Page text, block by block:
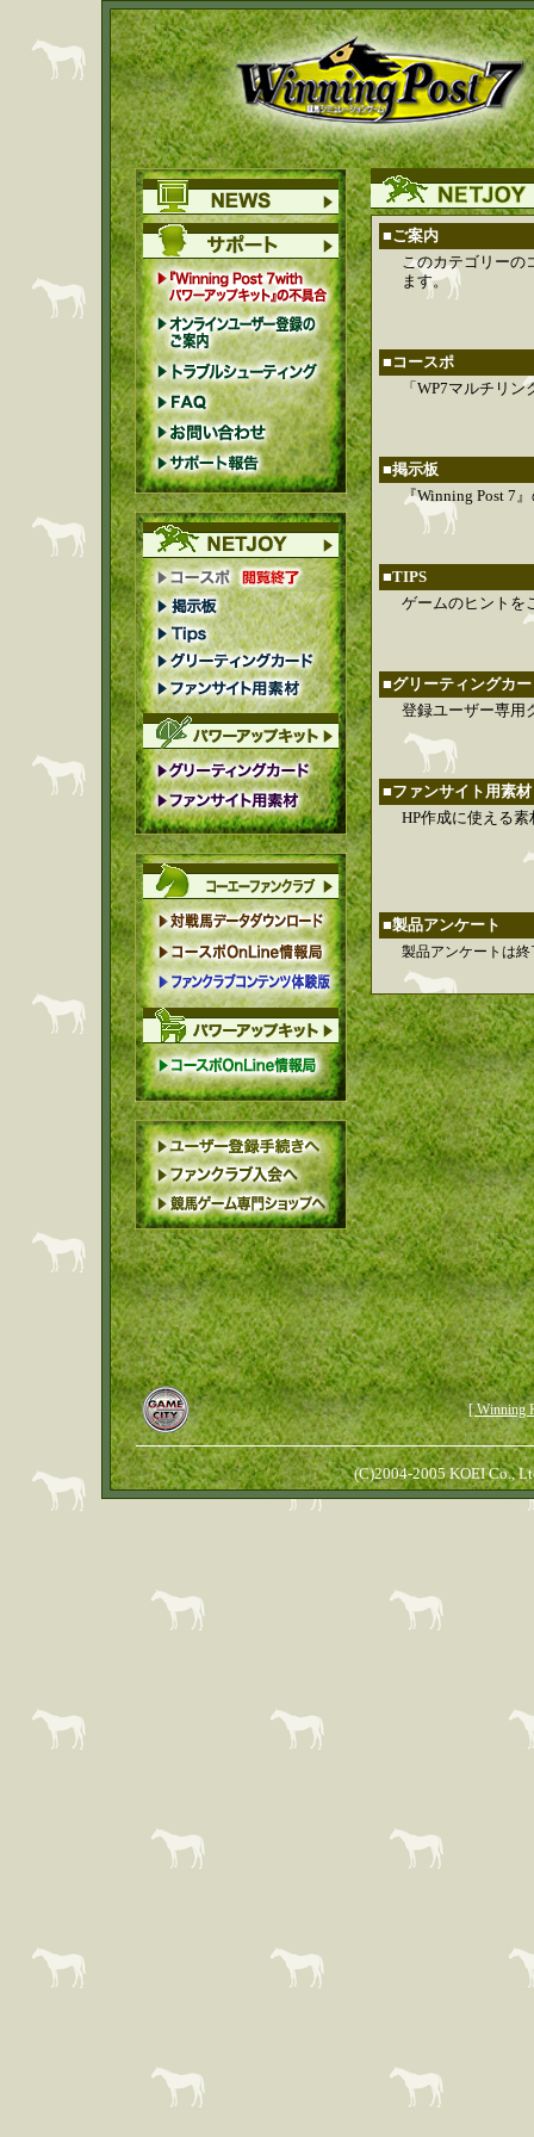
■ご案内
このカテゴリーの
ます。
■コースポ
「WP7マルチリ
■掲示板
『Winning Post 7
■TIPS
ゲームのヒントを
■グリーティングカ
登録ユーザー専用
■ファンサイト用素材
HP作成に使える
■製品アンケート
製品アンケートは
[ Winning
(C)2004-2005 KOEI Co.,